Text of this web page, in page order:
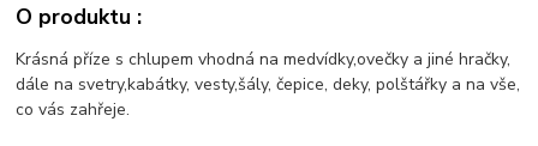
O produktu :
Krásná příze s chlupem vhodná na medvídky,ovečky a jiné hračky,
dále na svetry,kabátky, vesty,šály, čepice, deky, polštářky a na vše,
co vás zahřeje.